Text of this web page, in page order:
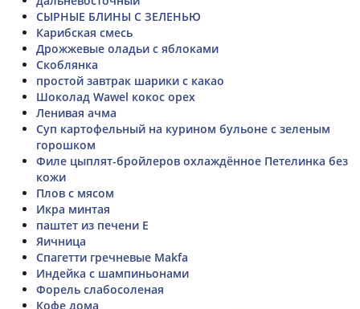
СЫРНЫЕ БЛИНЫ С ЗЕЛЕНЬЮ
Карибская смесь
Дрожжевые оладьи с яблоками
Скоблянка
простой завтрак шарики с какао
Шоколад Wawel кокос орех
Ленивая ачма
Суп картофельный на курином бульоне с зеленым
горошком
Филе цыплят-бройлеров охлаждённое Петелинка без
кожи
Плов с мясом
Икра минтая
паштет из печени Е
Яичница
Спагетти гречневые Makfa
Индейка с шампиньонами
Форель слабосоленая
Кофе дома